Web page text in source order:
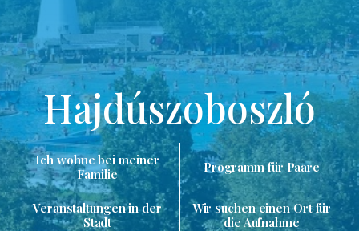
Hajdúszoboszló
Ich wohne bei meiner
Familie
Programm für Paare
Veranstaltungen in der
Stadt
Wir suchen einen Ort für
die Aufnahme